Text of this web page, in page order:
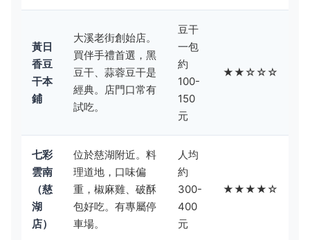
黃日
香豆
干本
鋪
大溪老街創始店。
買伴手禮首選，黑
豆干、蒜蓉豆干是
經典。店門口常有
試吃。
豆干
一包
約
100-
150
元
★★☆☆☆
七彩
雲南
（慈
湖
店）
位於慈湖附近。料
理道地，口味偏
重，椒麻雞、破酥
包好吃。有專屬停
車場。
人均
約
300-
400
元
★★★★☆